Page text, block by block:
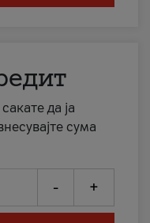
да ја
сума
- +